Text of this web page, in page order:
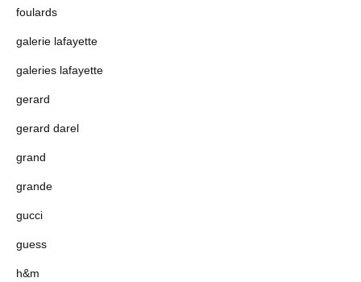
foulards
galerie lafayette
galeries lafayette
gerard
gerard darel
grand
grande
gucci
guess
h&m